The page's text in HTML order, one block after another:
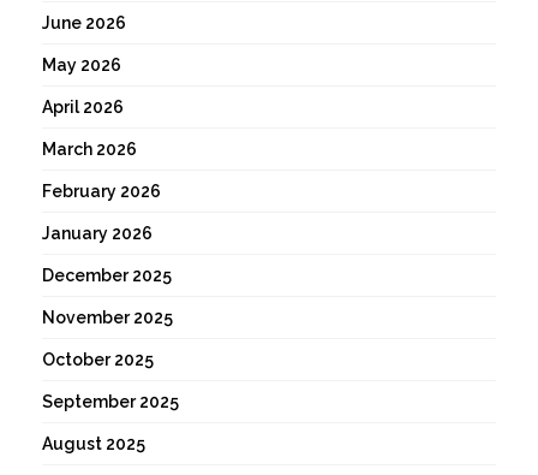
June 2026
May 2026
April 2026
March 2026
February 2026
January 2026
December 2025
November 2025
October 2025
September 2025
August 2025